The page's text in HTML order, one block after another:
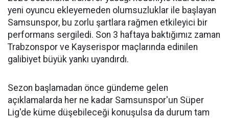
yeni oyuncu ekleyemeden olumsuzluklar ile başlayan
Samsunspor, bu zorlu şartlara rağmen etkileyici bir
performans sergiledi. Son 3 haftaya baktığımız zaman
Trabzonspor ve Kayserispor maçlarında edinilen
galibiyet büyük yankı uyandırdı.
Sezon başlamadan önce gündeme gelen
açıklamalarda her ne kadar Samsunspor'un Süper
Lig'de küme düşebileceği konuşulsa da durum tam